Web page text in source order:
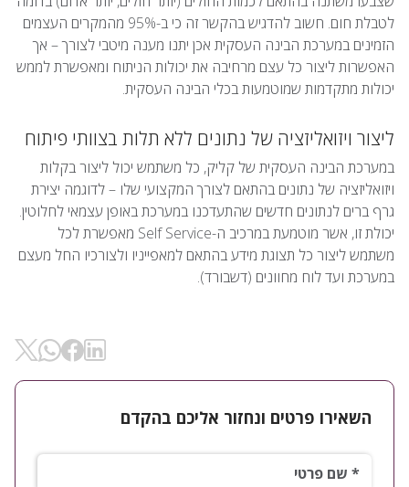
לטבלת חום. חשוב להדגיש בהקשר זה כי ב-95% מהמקרים העצמים
הזמינים במערכת הבינה העסקית אכן יתנו מענה מיטבי לצורך – אך
האפשרות ליצור כל עצם מרחיבה את יכולות הניתוח ומאפשרת לממש
יכולות מתקדמות שמוטמעות בכלי הבינה העסקית.
ליצור ויזואליזציה של נתונים ללא תלות בצוותי פיתוח
במערכת הבינה העסקית של קליק, כל משתמש יכול ליצור בקלות
ויזואליזציה של נתונים בהתאם לצורך המקצועי שלו – לדוגמה יצירת
גרף ברים לנתונים חדשים שהתעדכנו במערכת באופן עצמאי לחלוטין.
יכולת זו, אשר מוטמעת במרכיב ה-Self Service מאפשרת לכל
משתמש ליצור כל תצוגת מידע בהתאם למאפייניו ולצורכיו החל מעצם
במערכת ועד לוח מחוונים (דשבורד).
השאירו פרטים ונחזור אליכם בהקדם
שם פרטי*